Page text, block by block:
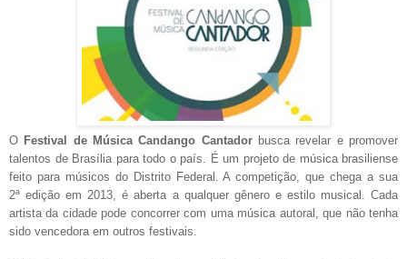
O Festival de Música Candango Cantadorbusca revelar e promover
talentos de Brasília para todo o país. É um projeto de música brasiliense
feito para músicos do Distrito Federal. A competição, que chega a sua
2ª edição em 2013, é aberta a qualquer gênero e estilo musical. Cada
artista da cidade pode concorrer com uma música autoral, que não tenha
sido vencedora em outros festivais.